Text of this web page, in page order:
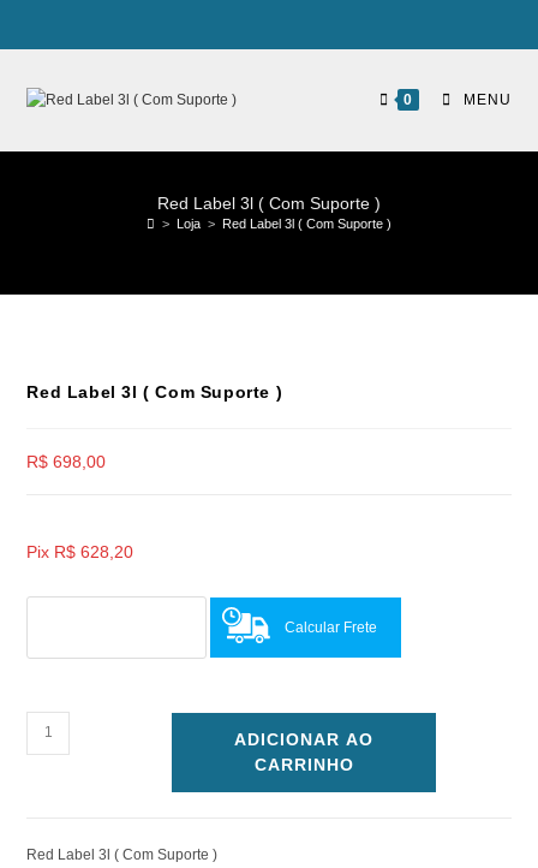
0 MENU
Red Label 3l ( Com Suporte )
> Loja > Red Label 3l ( Com Suporte )
Red Label 3l ( Com Suporte )
R$ 698,00
Pix R$ 628,20
Calcular Frete
ADICIONAR AO
CARRINHO
Red Label 3l ( Com Suporte )